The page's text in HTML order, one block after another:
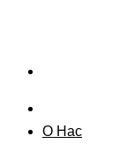
О Нас